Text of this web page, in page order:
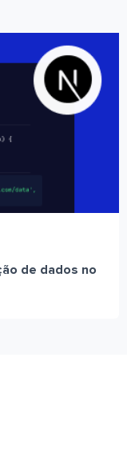
de dados no